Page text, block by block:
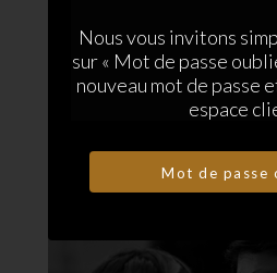
Make Up
Nous vous invitons
sur « Mot de passe
nouveau mot de passe
espace